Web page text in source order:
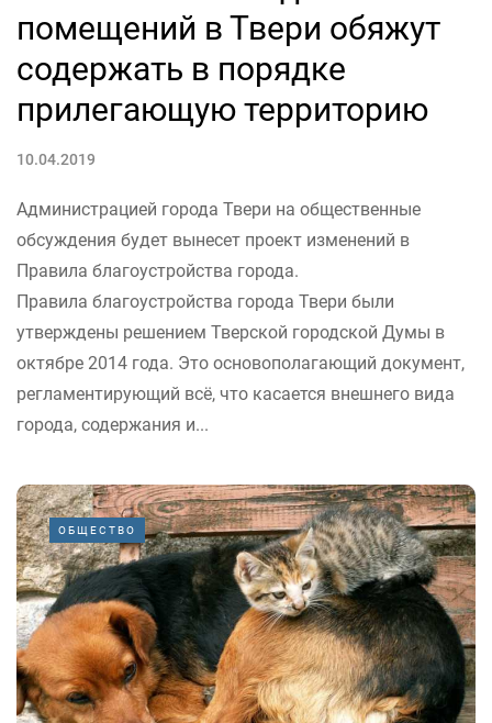
помещений в Твери обяжут
содержать в порядке
прилегающую территорию
10.04.2019
Администрацией города Твери на общественные
обсуждения будет вынесет проект изменений в
Правила благоустройства города.
Правила благоустройства города Твери были
утверждены решением Тверской городской Думы в
октябре 2014 года. Это основополагающий документ,
регламентирующий всё, что касается внешнего вида
города, содержания и...
ОБЩЕСТВО